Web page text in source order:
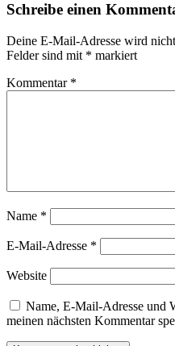
Schreibe einen
Deine E-Mail-Adresse wird
Felder sind mit * markiert
Kommentar *
Name *
E-Mail-Adresse *
Website
Name, E-Mail-Adresse und
meinen nächsten Kommentar